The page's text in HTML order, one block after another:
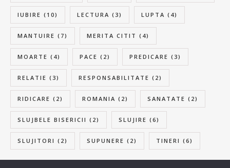
IUBIRE (10) LECTURA (3) LUPTA (4)
MANTUIRE (7) MERITA CITIT (4)
MOARTE (4) PACE (2) PREDICARE (3)
RELATIE (3) RESPONSABILITATE (2)
RIDICARE (2) ROMANIA (2) SANATATE (2)
SLUJBELE BISERICII (2) SLUJIRE (6)
SLUJITORI (2) SUPUNERE (2) TINERI (6)